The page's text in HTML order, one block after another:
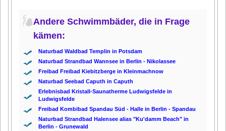
Andere Schwimmbäder, die in Frage
kämen:
Naturbad Waldbad Templin in Potsdam
Naturbad Strandbad Wannsee in Berlin - Nikolassee
Freibad Freibad Kiebitzberge in Kleinmachnow
Naturbad Seebad Caputh in Caputh
Erlebnisbad Kristall-Saunatherme Ludwigsfelde in
Ludwigsfelde
Freibad Kombibad Spandau Süd - Halle in Berlin - Spandau
Naturbad Strandbad Halensee alias "Ku'damm Beach" in
Berlin - Grunewald